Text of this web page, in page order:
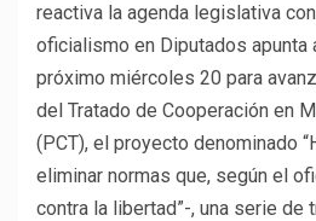
reactiva la agenda legislativa
oficialismo en Diputados apunta
próximo miércoles 20 para
del Tratado de Cooperación en
(PCT), el proyecto denominado
eliminar normas que, según el
contra la libertad”-, una serie de